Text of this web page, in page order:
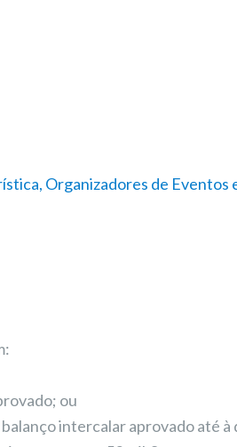
Organizadores de Eventos
ou
intercalar aprovado até à